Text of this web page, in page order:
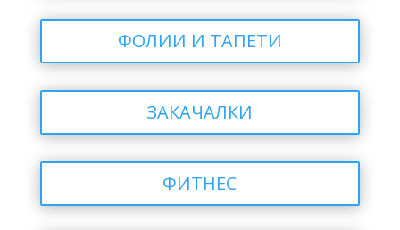
ФОЛИИ И ТАПЕТИ
ЗАКАЧАЛКИ
ФИТНЕС